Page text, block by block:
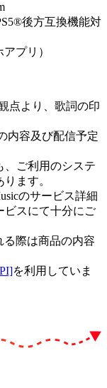
後方互換機能対
プリ）
点より、歌詞の印
内容及び配信予定
、ご利用のシステ
ます。
のサービス詳細
ビスにて十分にご
る際は商品の内容
を利用していま